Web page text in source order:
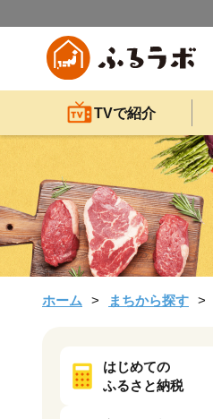
TVで紹介
ホーム まちから探す
はじめての
ふるさと納税